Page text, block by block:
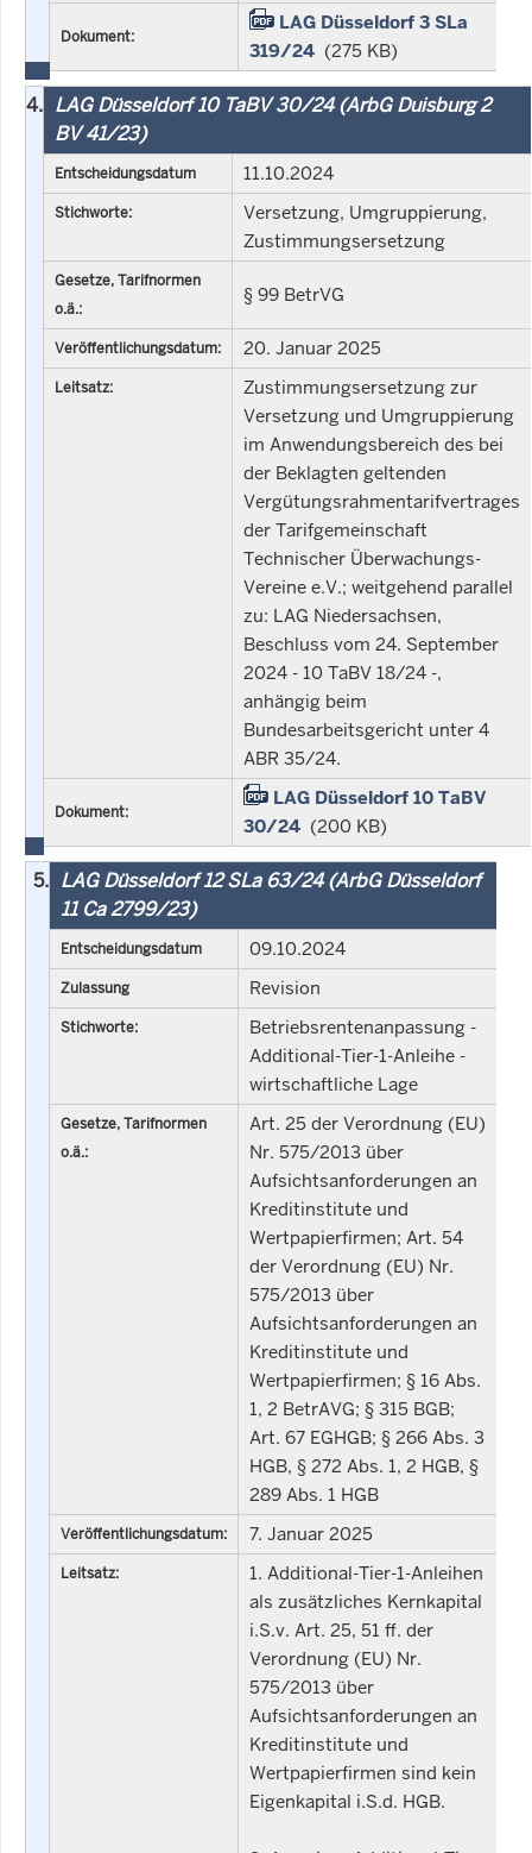
Dokument:
LAG Düsseldorf 3 SLa
319/24 (275 KB)
4. LAG Düsseldorf 10 TaBV 30/24 (ArbG Duisburg 2
BV 41/23)
Entscheidungsdatum 11.10.2024
Stichworte:
Versetzung, Umgruppierung,
Zustimmungsersetzung
Gesetze, Tarifnormen
o.ä.:
§ 99 BetrVG
Veröffentlichungsdatum: 20. Januar 2025
Leitsatz:
Zustimmungsersetzung zur
Versetzung und Umgruppierung
im Anwendungsbereich des bei
der Beklagten geltenden
Vergütungsrahmentarifvertrages
der Tarifgemeinschaft
Technischer Überwachungs-
Vereine e.V.; weitgehend parallel
zu: LAG Niedersachsen,
Beschluss vom 24. September
2024 - 10 TaBV 18/24 -,
anhängig beim
Bundesarbeitsgericht unter 4
ABR 35/24.
Dokument:
LAG Düsseldorf 10 TaBV
30/24 (200 KB)
5. LAG Düsseldorf 12 SLa 63/24 (ArbG Düsseldorf
11 Ca 2799/23)
Entscheidungsdatum 09.10.2024
Zulassung Revision
Stichworte:
Betriebsrentenanpassung -
Additional-Tier-1-Anleihe -
wirtschaftliche Lage
Gesetze, Tarifnormen
o.ä.:
Art. 25 der Verordnung (EU)
Nr. 575/2013 über
Aufsichtsanforderungen an
Kreditinstitute und
Wertpapierfirmen; Art. 54
der Verordnung (EU) Nr.
575/2013 über
Aufsichtsanforderungen an
Kreditinstitute und
Wertpapierfirmen; § 16 Abs.
1, 2 BetrAVG; § 315 BGB;
Art. 67 EGHGB; § 266 Abs. 3
HGB, § 272 Abs. 1, 2 HGB, §
289 Abs. 1 HGB
Veröffentlichungsdatum: 7. Januar 2025
Leitsatz:
1. Additional-Tier-1-Anleihen
als zusätzliches Kernkapital
i.S.v. Art. 25, 51 ff. der
Verordnung (EU) Nr.
575/2013 über
Aufsichtsanforderungen an
Kreditinstitute und
Wertpapierfirmen sind kein
Eigenkapital i.S.d. HGB.